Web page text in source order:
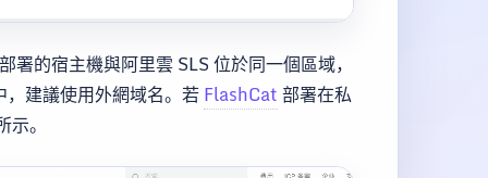
署的宿主機與阿里雲 SLS 位於同一個區域，
建議使用外網域名。若FlashCat部署在私
。